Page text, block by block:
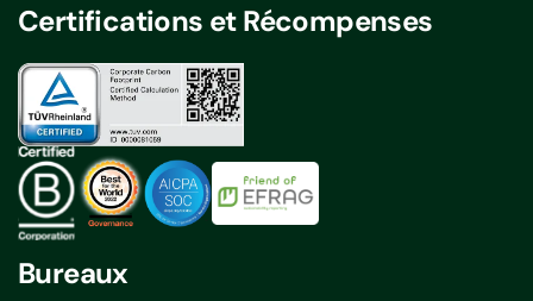
Certifications et Récompenses
Bureaux